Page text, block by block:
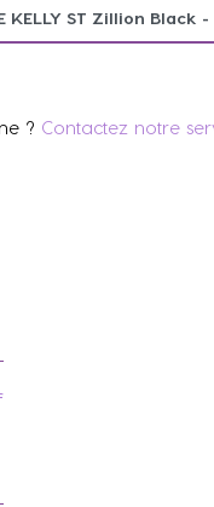
? Contactez notre